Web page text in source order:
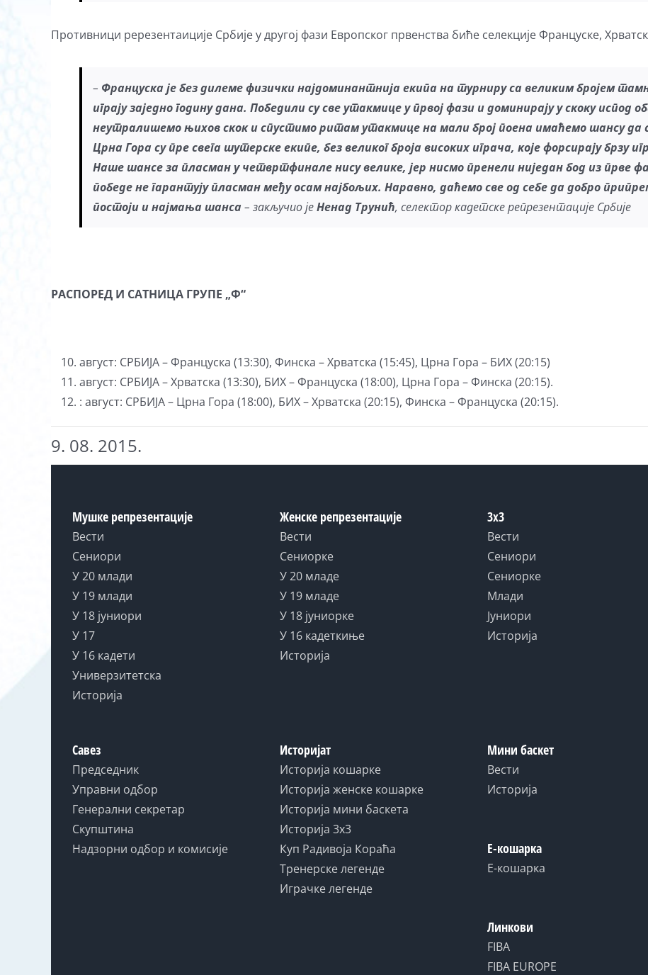
Противници ререзентаиције Србије у другој фази Европског првенства биће селекције Француске,
– Француска јебез дилемефизички најдоминантнија екипа на турниру са великим бројем
играју заједно годину дана. Победили су све утакмице у првој фази и доминирају у скоку испод
неутралишемо њихов скок и спустимо ритам утакмице на малиброј поена имаћемо шансу да
ЦрнаГора су пре свегашутерскеекипе, без великог броја високих играча, које форсирају брзу
Наше шансе за пласман у четвртфиналенису велике, јер нисмо пренели ниједан бод из прве
победе негарантују пласманмеђу осам најбољих. Наравно, даћемо све од себе да добро
постоји и најмањашанса– закључио јеНенад Трунић, селектор кадетске репрезентације Србије
РАСПОРЕД И САТНИЦА ГРУПЕ „Ф“
август: СРБИЈА – Француска (13:30), Финска – Хрватска (15:45), Црна Гора – БИХ (20:15)
август: СРБИЈА – Хрватска (13:30), БИХ – Француска (18:00), Црна Гора – Финска (20:15).
: август: СРБИЈА – Црна Гора (18:00), БИХ – Хрватска (20:15), Финска – Француска (20:15).
9. 08. 2015.
Мушке репрезентације
Вести
Сениори
У 20 млади
У 19 млади
У 18 јуниори
У 17
У 16 кадети
Универзитетска
Историја
Савез
Председник
Управни одбор
Генерални секретар
Скупштина
Надзорни одбор и комисије
Женске репрезентације
Вести
Сениорке
У 20 младе
У 19 младе
У 18 јуниорке
У 16 кадеткиње
Историја
Историјат
Историја кошарке
Историја женске кошарке
Историја мини баскета
Историја 3x3
Куп Радивоја Кораћа
Тренерске легенде
Играчке легенде
3x3
Вести
Сениори
Сениорке
Млади
Јуниори
Историја
Мини баскет
Вести
Историја
Е-кошарка
Е-кошарка
Линкови
FIBA
FIBA EUROPE